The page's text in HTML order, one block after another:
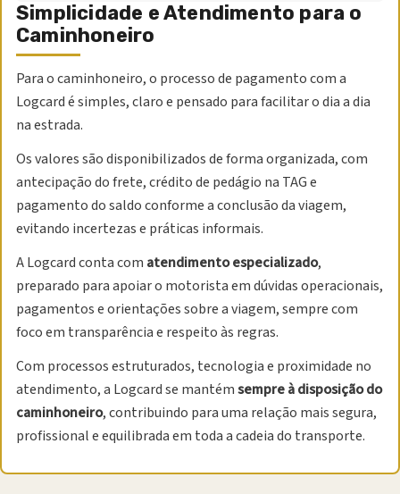
Simplicidade e Atendimento para o
Caminhoneiro
Para o caminhoneiro, o processo de pagamento com a
Logcard é simples, claro e pensado para facilitar o dia a dia
na estrada.
Os valores são disponibilizados de forma organizada, com
antecipação do frete, crédito de pedágio na TAG e
pagamento do saldo conforme a conclusão da viagem,
evitando incertezas e práticas informais.
A Logcard conta com atendimento especializado,
preparado para apoiar o motorista em dúvidas operacionais,
pagamentos e orientações sobre a viagem, sempre com
foco em transparência e respeito às regras.
Com processos estruturados, tecnologia e proximidade no
atendimento, a Logcard se mantémsempre à disposição do
caminhoneiro, contribuindo para uma relação mais segura,
profissional e equilibrada em toda a cadeia do transporte.